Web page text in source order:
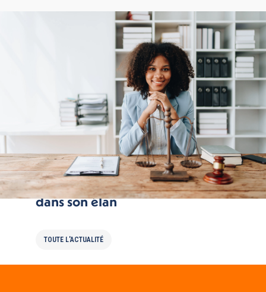
La mobilité bancaire stoppée
dans son élan
TOUTE L'ACTUALITÉ